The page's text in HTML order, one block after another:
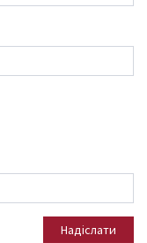
Надіслати